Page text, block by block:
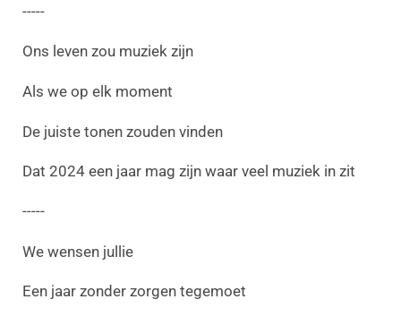
-----
Ons leven zou muziek zijn
Als we op elk moment
De juiste tonen zouden vinden
Dat 2024 een jaar mag zijn waar veel muziek in zit
-----
We wensen jullie
Een jaar zonder zorgen tegemoet